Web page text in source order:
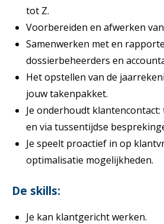
tot Z.
Voorbereiden en afwerken
Samenwerken met en
dossierbeheerders en
Het opstellen van de
jouw takenpakket.
Je onderhoudt
en via tussentijdse
Je speelt proactief in op
optimalisatie mogelijkheden.
De skills:
Je kan klantgericht werken.